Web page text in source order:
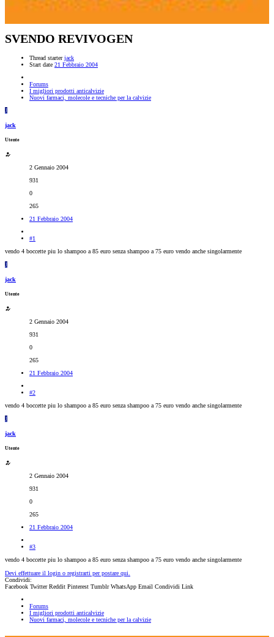
SVENDO REVIVOGEN
Thread starter jack
Start date 21 Febbraio 2004
Forums
I migliori prodotti anticalvizie
Nuovi farmaci, molecole e tecniche per la calvizie
J
jack
Utente
2 Gennaio 2004
931
0
265
21 Febbraio 2004
#1
vendo 4 boccette piu lo shampoo a 85 euro senza shampoo a 75 euro vendo anche singolarmente
J
jack
Utente
2 Gennaio 2004
931
0
265
21 Febbraio 2004
#2
vendo 4 boccette piu lo shampoo a 85 euro senza shampoo a 75 euro vendo anche singolarmente
J
jack
Utente
2 Gennaio 2004
931
0
265
21 Febbraio 2004
#3
vendo 4 boccette piu lo shampoo a 85 euro senza shampoo a 75 euro vendo anche singolarmente
Devi effettuare il login o registrarti per postare qui.
Condividi:
Facebook Twitter Reddit Pinterest Tumblr WhatsApp Email Condividi Link
Forums
I migliori prodotti anticalvizie
Nuovi farmaci, molecole e tecniche per la calvizie